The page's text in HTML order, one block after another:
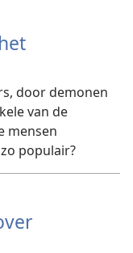
door demonen
van de
mensen
populair?